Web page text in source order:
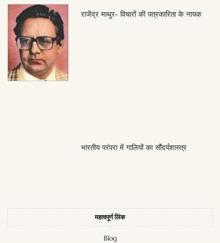
राजेंद्र माथुर- विचारों की पत्रकारिता के नायक
भारतीय परंपरा में गालियों का सौंदर्यशास्त्र
महत्वपूर्ण लिंक
Blog